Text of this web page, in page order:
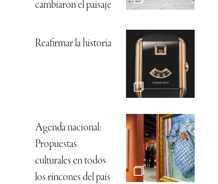
cambiaron el paisaje
Reafirmar la historia
Agenda nacional:
Propuestas
culturales en todos
los rincones del país